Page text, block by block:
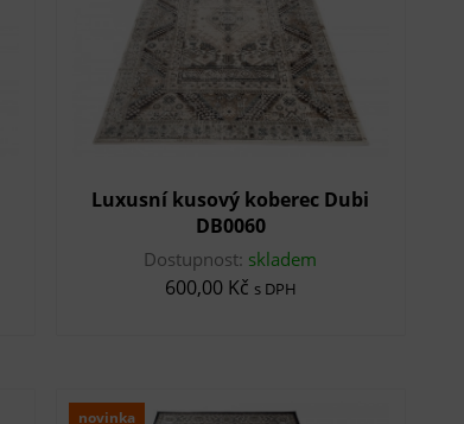
Luxusní kusový koberec Dubi
DB0060
Dostupnost: skladem
600,00 Kč s DPH
novinka